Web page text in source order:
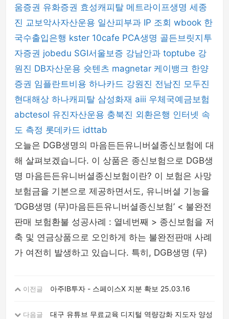
움증권 유화증권 효성캐피탈 메트라이프생명 세종
진 교보악사자산운용 일산피부과 IP 조회 wbook 한
국수출입은행 kster 10cafe PCA생명 골든브릿지투
자증권 jobedu SGI서울보증 강남안과 toptube 강
원진 DB자산운용 숏텐츠 magnetar 케이뱅크 한양
증권 임플란트비용 하나카드 강원진 전남진 모두진
현대해상 하나캐피탈 삼성화재 aiii 우체국예금보험
abctesol 유진자산운용 충북진 외환은행 인터넷 속
도 측정 롯데카드 idttab
오늘은 DGB생명의 마음든든유니버셜종신보험에 대
해 살펴보겠습니다. 이 상품은 종신보험으로 DGB생
명 마음든든유니버셜종신보험이란? 이 보험은 사망
보험금을 기본으로 제공하면서도, 유니버셜 기능을
‘DGB생명 (무)마음든든유니버셜종신보험’ < 불완전
판매 보험환불 성공사례 : 열네번째 > 종신보험을 저
축 및 연금상품으로 오인하게 하는 불완전판매 사례
가 여전히 발생하고 있습니다. 특히, DGB생명 (무)
이전글 아주IB투자 - 스페이스X 지분 확보 25.03.16
다음글
대구 유튜브 무료교육 디지털 역량강화 지도자 양성